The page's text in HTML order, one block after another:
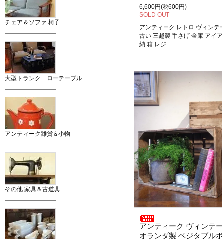
6,600円(税600円)
SOLD OUT
アンティーク レトロ ヴィンテ
古い 三越製 手さげ 金庫 アイ
納 箱 レジ
アンティーク ヴィンテ
オランダ製 ベジタブルボックス 野菜
チェア＆ソファ 椅子
大型トランク ローテーブル
アンティーク雑貨＆小物
その他 家具＆古道具